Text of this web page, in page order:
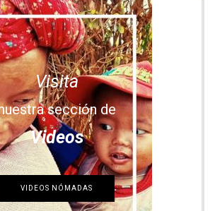
Visita
sección de
Videos
VIDEOS NÓMADAS